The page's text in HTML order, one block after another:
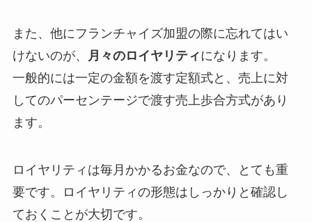
また、他にフランチャイズ加盟の際に忘れてはい
けないのが、
月々のロイヤリティになります。
一般的には一定の金額を渡す定額式と、売上に対
してのパーセンテージで渡す売上歩合方式があり
ます。
ロイヤリティは毎月かかるお金なので、とても重
要です。ロイヤリティの形態はしっかりと確認し
ておくことが大切です。